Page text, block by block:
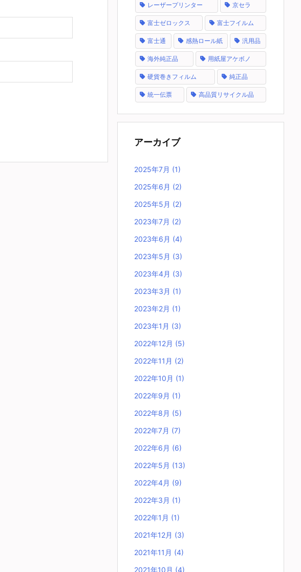
レーザープリンター 京セラ
富士ゼロックス 富士フイルム
富士通 感熱ロール紙 汎用品
海外純正品 用紙屋アケボノ
硬貨巻きフィルム 純正品
統一伝票 高品質リサイクル品
アーカイブ
2025年7月 (1)
2025年6月 (2)
2025年5月 (2)
2023年7月 (2)
2023年6月 (4)
2023年5月 (3)
2023年4月 (3)
2023年3月 (1)
2023年2月 (1)
2023年1月 (3)
2022年12月 (5)
2022年11月 (2)
2022年10月 (1)
2022年9月 (1)
2022年8月 (5)
2022年7月 (7)
2022年6月 (6)
2022年5月 (13)
2022年4月 (9)
2022年3月 (1)
2022年1月 (1)
2021年12月 (3)
2021年11月 (4)
2021年10月 (4)